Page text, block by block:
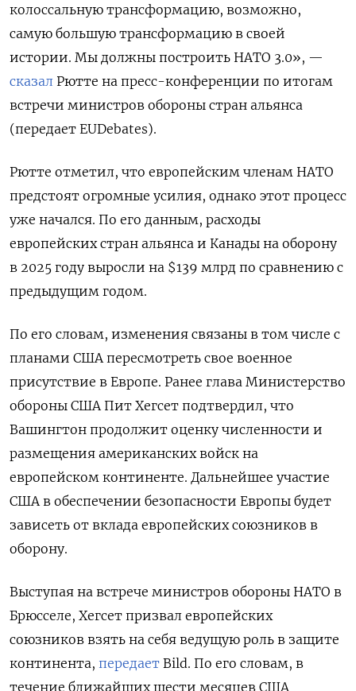
колоссальную трансформацию, возможно,
самую большую трансформацию в своей
истории. Мы должны построить НАТО 3.0», —
сказал Рютте на пресс-конференции по итогам
встречи министров обороны стран альянса
(передает EUDebates).
Рютте отметил, что европейским членам НАТО
предстоят огромные усилия, однако этот процесс
уже начался. По его данным, расходы
европейских стран альянса и Канады на оборону
в 2025 году выросли на $139 млрд по сравнению с
предыдущим годом.
По его словам, изменения связаны в том числе с
планами США пересмотреть свое военное
присутствие в Европе. Ранее глава Министерство
обороны США Пит Хегсет подтвердил, что
Вашингтон продолжит оценку численности и
размещения американских войск на
европейском континенте. Дальнейшее участие
США в обеспечении безопасности Европы будет
зависеть от вклада европейских союзников в
оборону.
Выступая на встрече министров обороны НАТО в
Брюсселе, Хегсет призвал европейских
союзников взять на себя ведущую роль в защите
континента, передает Bild. По его словам, в
течение ближайших шести месяцев США